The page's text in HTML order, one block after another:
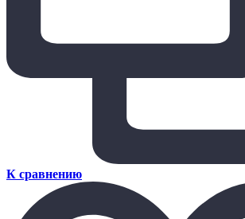
К сравнению